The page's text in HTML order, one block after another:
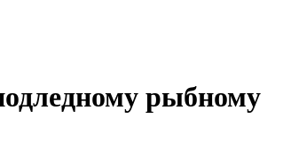
рыбному